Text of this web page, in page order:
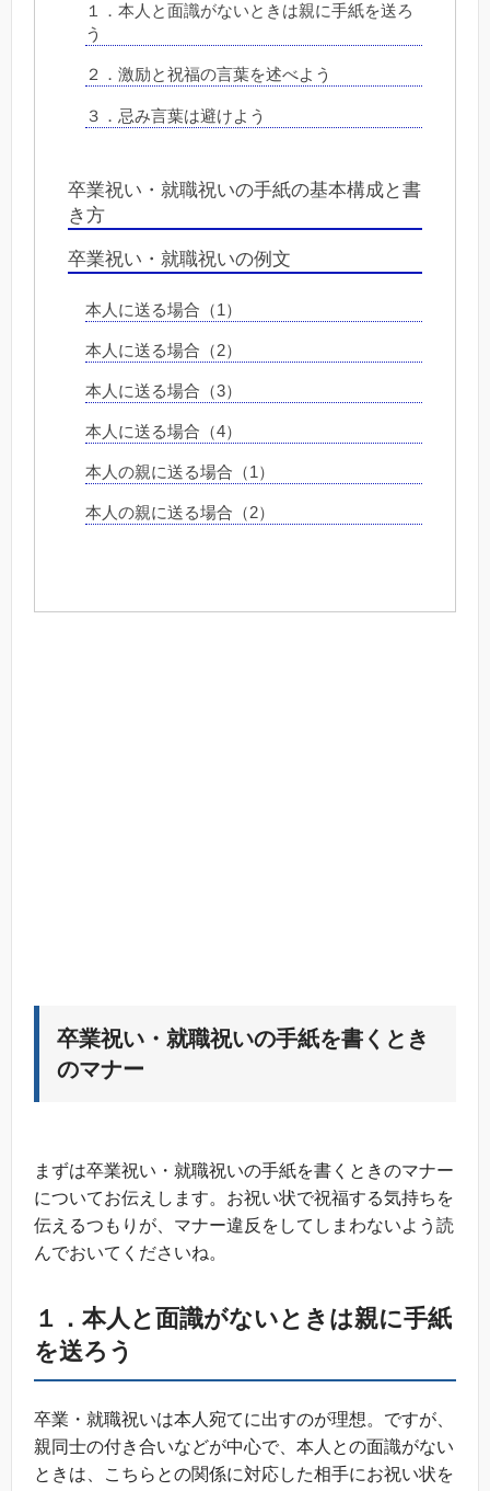
１．本人と面識がないときは親に手紙を送ろ
う
２．激励と祝福の言葉を述べよう
３．忌み言葉は避けよう
卒業祝い・就職祝いの手紙の基本構成と書
き方
卒業祝い・就職祝いの例文
本人に送る場合（1）
本人に送る場合（2）
本人に送る場合（3）
本人に送る場合（4）
本人の親に送る場合（1）
本人の親に送る場合（2）
卒業祝い・就職祝いの手紙を書くとき
のマナー
まずは卒業祝い・就職祝いの手紙を書くときのマナー
についてお伝えします。お祝い状で祝福する気持ちを
伝えるつもりが、マナー違反をしてしまわないよう読
んでおいてくださいね。
１．本人と面識がないときは親に手紙
を送ろう
卒業・就職祝いは本人宛てに出すのが理想。ですが、
親同士の付き合いなどが中心で、本人との面識がない
ときは、こちらとの関係に対応した相手にお祝い状を